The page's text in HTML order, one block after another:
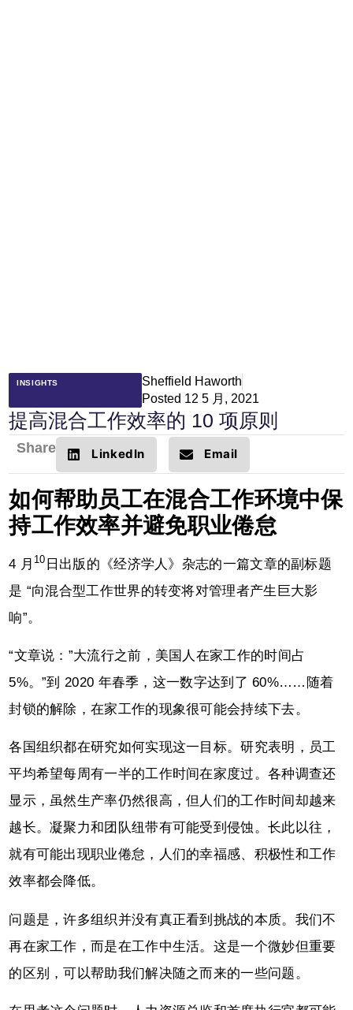
Sheffield Haworth
Posted 12 5 月, 2021
INSIGHTS
提高混合工作效率的 10 项原则
Share LinkedIn Email
如何帮助员工在混合工作环境中保
持工作效率并避免职业倦怠
4 月 10 日出版的《经济学人》杂志的一篇文章的副标题
是 “向混合型工作世界的转变将对管理者产生巨大影
响”。
“文章说：”大流行之前，美国人在家工作的时间占
5%。”到 2020 年春季，这一数字达到了 60%……随着
封锁的解除，在家工作的现象很可能会持续下去。
各国组织都在研究如何实现这一目标。研究表明，员工
平均希望每周有一半的工作时间在家度过。各种调查还
显示，虽然生产率仍然很高，但人们的工作时间却越来
越长。凝聚力和团队纽带有可能受到侵蚀。长此以往，
就有可能出现职业倦怠，人们的幸福感、积极性和工作
效率都会降低。
问题是，许多组织并没有真正看到挑战的本质。我们不
再在家工作，而是在工作中生活。这是一个微妙但重要
的区别，可以帮助我们解决随之而来的一些问题。